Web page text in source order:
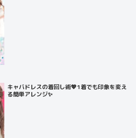
キャバドレスの着回し術💖1着でも印象を変え
る簡単アレンジ✨